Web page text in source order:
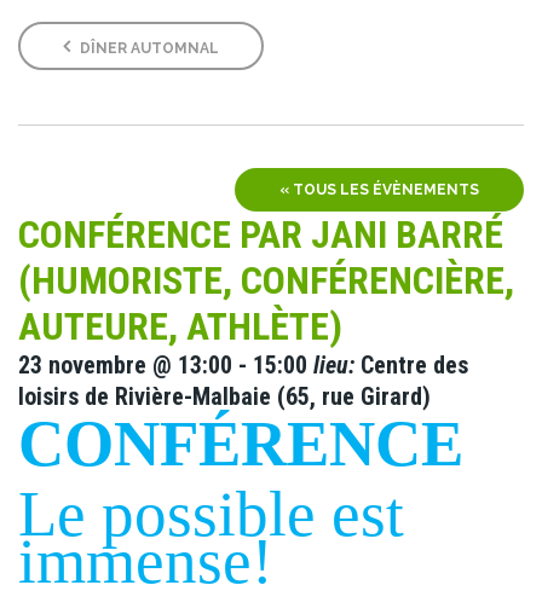
DÎNER AUTOMNAL
« TOUS LES ÉVÈNEMENTS
CONFÉRENCE PAR JANI BARRÉ
(HUMORISTE, CONFÉRENCIÈRE,
AUTEURE, ATHLÈTE)
23 novembre @ 13:00 - 15:00 lieu: Centre des
loisirs de Rivière-Malbaie (65, rue Girard)
CONFÉRENCE
Le possible est
immense!